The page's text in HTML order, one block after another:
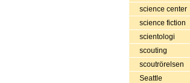
science center
science fiction
scientologi
scouting
scoutrörelsen
Seattle